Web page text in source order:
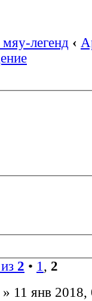
легенд ‹
из 2 • 1 , 2
» 11 янв 2018,